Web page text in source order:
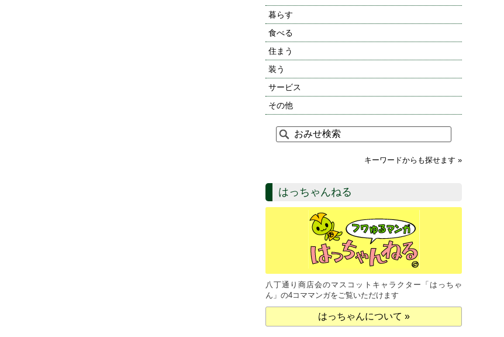
暮らす
食べる
住まう
装う
サービス
その他
キーワードからも探せます »
はっちゃんねる
八丁通り商店会のマスコットキャラクター「はっちゃ
ん」の4コママンガをご覧いただけます
はっちゃんについて »